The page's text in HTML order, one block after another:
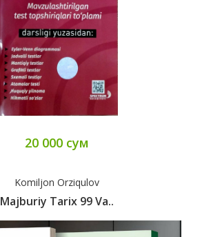
20 000 сум
Komiljon Orziqulov
Majburiy Tarix 99 Va..